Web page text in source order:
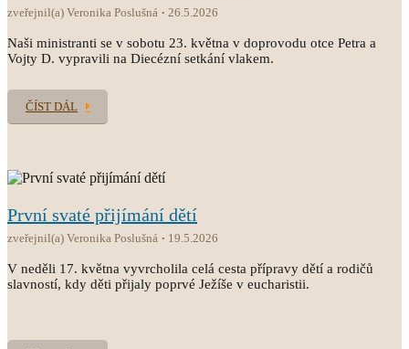
zveřejnil(a) Veronika Poslušná 26.5.2026
Naši ministranti se v sobotu 23. května v doprovodu otce Petra a
Vojty D. vypravili na Diecézní setkání vlakem.
ČÍST DÁL
První svaté přijímání dětí
zveřejnil(a) Veronika Poslušná 19.5.2026
V neděli 17. května vyvrcholila celá cesta přípravy dětí a rodičů
slavností, kdy děti přijaly poprvé Ježíše v eucharistii.